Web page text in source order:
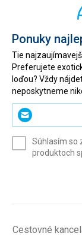
Ponuky
Tie
Preferujete
loďou? Vždy
neposkytneme
Zadajte
svoj
(povinné)
Súhlasím so
produktoch
Cestovné